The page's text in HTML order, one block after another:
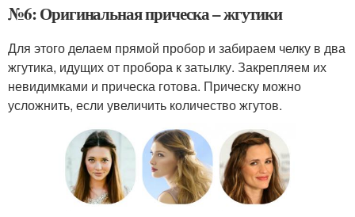
№6: Оригинальная прическа – жгутики
Для этого делаем прямой пробор и забираем челку в два
жгутика, идущих от пробора к затылку. Закрепляем их
невидимками и прическа готова. Прическу можно
усложнить, если увеличить количество жгутов.